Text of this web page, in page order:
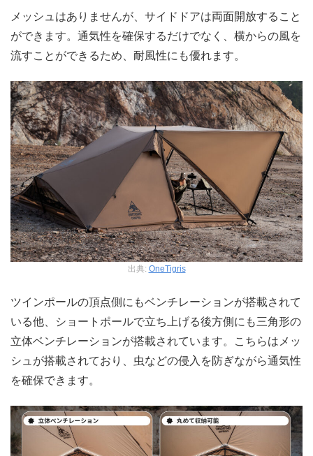
メッシュはありませんが、サイドドアは両面開放すること
ができます。通気性を確保するだけでなく、横からの風を
流すことができるため、耐風性にも優れます。
出典: OneTigris
ツインポールの頂点側にもベンチレーションが搭載されて
いる他、ショートポールで立ち上げる後方側にも三角形の
立体ベンチレーションが搭載されています。こちらはメッ
シュが搭載されており、虫などの侵入を防ぎながら通気性
を確保できます。